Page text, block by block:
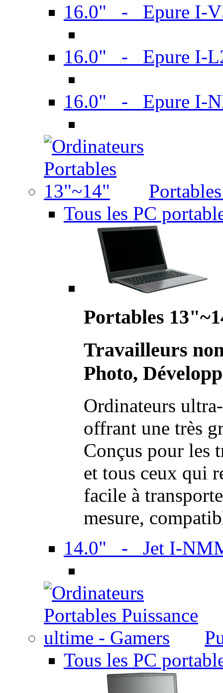
16.0" - Epure I-
16.0" - Epure I-
16.0" - Epure I-
Tous les PC
Portables
Travailleurs
Photo,
Ordinateurs
offrant une très
Conçus pour les
et tous ceux qui
facile à
mesure,
14.0" - Jet I-
Tous les PC